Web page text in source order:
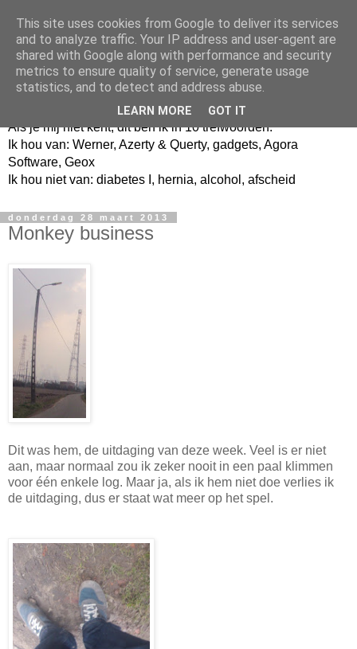
Jangeox' blog
Als je mij niet kent, dit ben ik in 10 trefwoorden.
Ik hou van: Werner, Azerty & Querty, gadgets, Agora
Software, Geox
Ik hou niet van: diabetes I, hernia, alcohol, afscheid
donderdag 28 maart 2013
Monkey business
Dit was hem, de uitdaging van deze week. Veel is er niet
aan, maar normaal zou ik zeker nooit in een paal klimmen
voor één enkele log. Maar ja, als ik hem niet doe verlies ik
de uitdaging, dus er staat wat meer op het spel.
This site uses cookies from Google to deliver its services
and to analyze traffic. Your IP address and user-agent are
shared with Google along with performance and security
metrics to ensure quality of service, generate usage
statistics, and to detect and address abuse.
LEARN MORE GOT IT